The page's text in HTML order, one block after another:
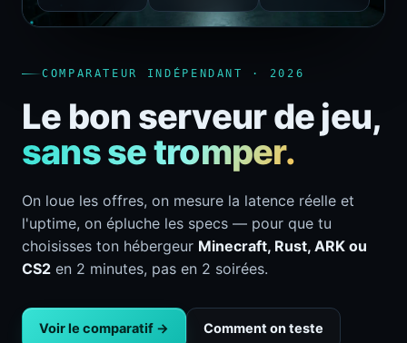
COMPARATEUR INDÉPENDANT · 2026
Le bon serveur de jeu,
sans se tromper.
On loue les offres, on mesure la latence réelle et
l'uptime, on épluche les specs — pour que tu
choisisses ton hébergeur Minecraft, Rust, ARK ou
CS2 en 2 minutes, pas en 2 soirées.
Voir le comparatif → Comment on teste